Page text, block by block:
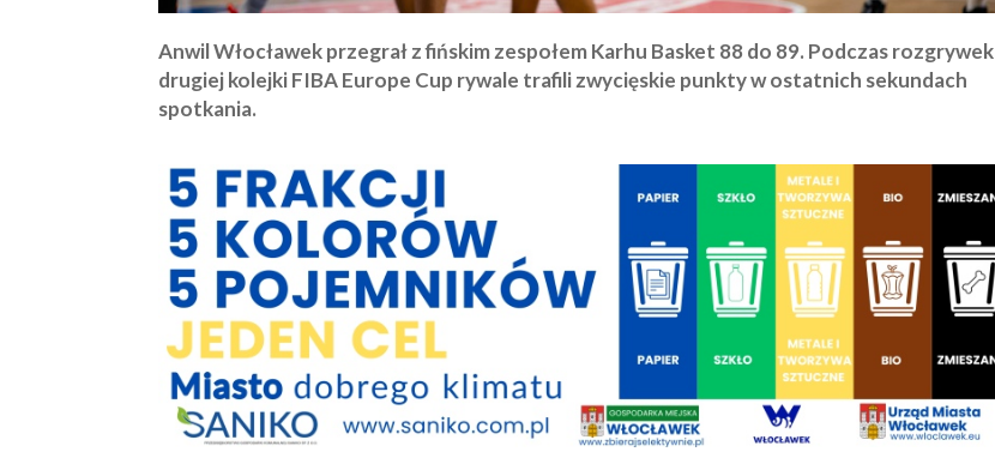
Anwil Włocławek przegrał z fińskim zespołem Karhu Basket 88 do 89. Podczas rozgrywek
drugiej kolejki FIBA Europe Cup rywale trafili zwycięskie punkty w ostatnich sekundach
spotkania.